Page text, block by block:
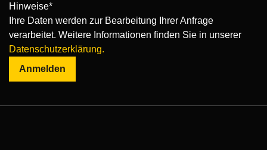
Hinweise*
Ihre Daten werden zur Bearbeitung Ihrer Anfrage
verarbeitet. Weitere Informationen finden Sie in unserer
Datenschutzerklärung.
Anmelden